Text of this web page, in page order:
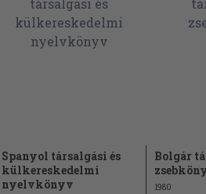
Spanyol társalgási és
külkereskedelmi
nyelvkönyv
Bolgár
1980